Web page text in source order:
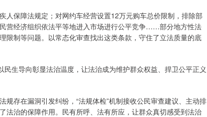
人保障法规定；对网约车经营设置12万元购车总价限制，排除部
营经济组织依法平等地进入市场进行公平竞争……部分地方性法
限制等问题。以常态化审查找出这类条款，守住了立法质量的底
生导向彰显法治温度，让法治成为维护群众权益、捍卫公平正义
存在漏洞引发纠纷，“法规体检”机制接收公民审查建议、主动排
法治的保障作用。民有所呼、法有所应，让群众真切感受到法治